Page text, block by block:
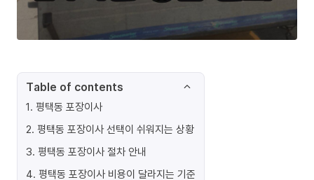
Table of contents
1. 평택동 포장이사
2. 평택동 포장이사 선택이 쉬워지는 상황
3. 평택동 포장이사 절차 안내
4. 평택동 포장이사 비용이 달라지는 기준